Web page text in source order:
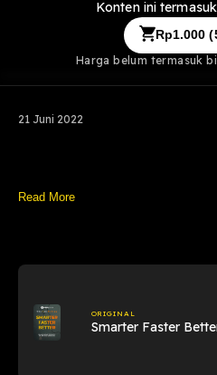
Konten ini termasuk
Rp1.000 (
Harga belum termasuk
21 Juni 2022
Read More
ORIGINAL
Smarter Faster